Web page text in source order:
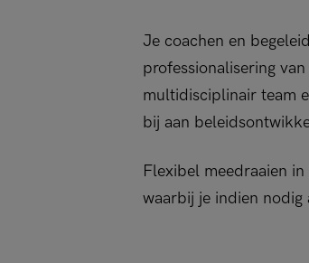
Je coachen en
professionalisering
multidisciplinair team
bij aan
Flexibel meedraaien
waarbij je indien